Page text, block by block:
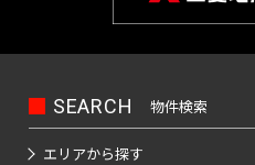
SEARCH 物件検索
エリアから探す